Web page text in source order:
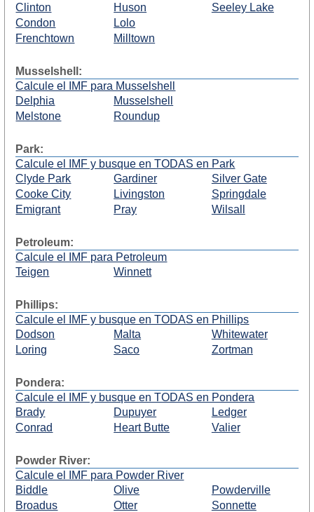
Clinton
Condon
Frenchtown
Huson
Lolo
Milltown
Seeley Lake
Musselshell:
Calcule el IMF para Musselshell
Delphia
Melstone
Musselshell
Roundup
Park:
Calcule el IMF y busque en TODAS en Park
Clyde Park
Cooke City
Emigrant
Gardiner
Livingston
Pray
Silver Gate
Springdale
Wilsall
Petroleum:
Calcule el IMF para Petroleum
Teigen
Winnett
Phillips:
Calcule el IMF y busque en TODAS en Phillips
Dodson
Loring
Malta
Saco
Whitewater
Zortman
Pondera:
Calcule el IMF y busque en TODAS en Pondera
Brady
Conrad
Dupuyer
Heart Butte
Ledger
Valier
Powder River:
Calcule el IMF para Powder River
Biddle
Broadus
Olive
Otter
Powderville
Sonnette